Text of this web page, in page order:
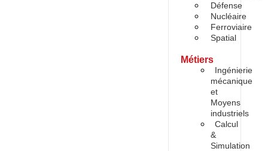
Défense
Nucléaire
Ferroviaire
Spatial
Métiers
Ingénierie
mécanique
et
Moyens
industriels
Calcul
&
Simulation